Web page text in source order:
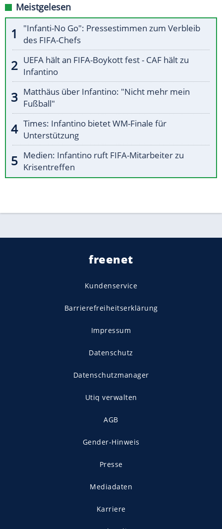
Meistgelesen
"Infanti-No Go": Pressestimmen zum Verbleib
des FIFA-Chefs
UEFA hält an FIFA-Boykott fest - CAF hält zu
Infantino
Matthäus über Infantino: "Nicht mehr mein
Fußball"
Times: Infantino bietet WM-Finale für
Unterstützung
Medien: Infantino ruft FIFA-Mitarbeiter zu
Krisentreffen
freenet
Kundenservice
Barrierefreiheitserklärung
Impressum
Datenschutz
Datenschutzmanager
Utiq verwalten
AGB
Gender-Hinweis
Presse
Mediadaten
Karriere